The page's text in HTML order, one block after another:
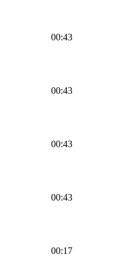
00:43
00:43
00:43
00:43
00:17